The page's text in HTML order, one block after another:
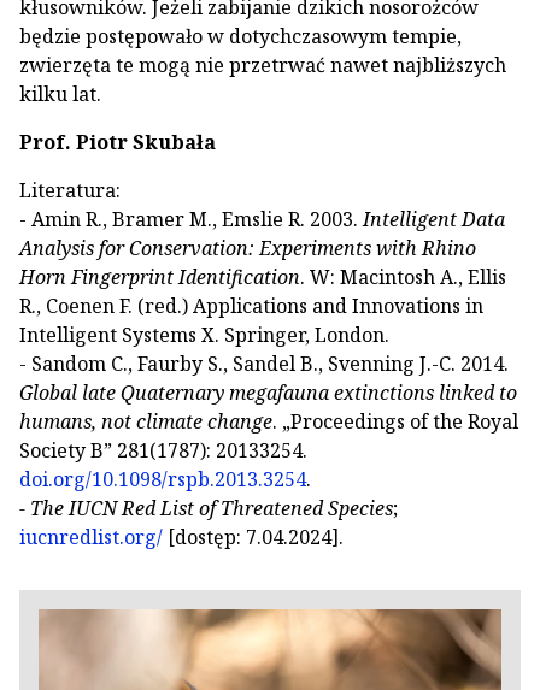
kłusowników. Jeżeli zabijanie dzikich nosorożców
będzie postępowało w dotychczasowym tempie,
zwierzęta te mogą nie przetrwać nawet najbliższych
kilku lat.
Prof. Piotr Skubała
Literatura:
- Amin R., Bramer M., Emslie R. 2003.Intelligent Data
Analysis for Conservation: Experiments with Rhino
Horn Fingerprint Identification. W: Macintosh A., Ellis
R., Coenen F. (red.) Applications and Innovations in
Intelligent Systems X. Springer, London.
- Sandom C., Faurby S., Sandel B., Svenning J.-C. 2014.
Global late Quaternary megafauna extinctions linked to
humans, not climate change. „Proceedings of the Royal
Society B” 281(1787): 20133254.
doi.org/10.1098/rspb.2013.3254.
- The IUCN Red List of Threatened Species;
iucnredlist.org/ [dostęp: 7.04.2024].